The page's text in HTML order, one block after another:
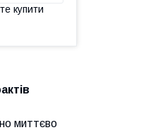
купити
миттєво